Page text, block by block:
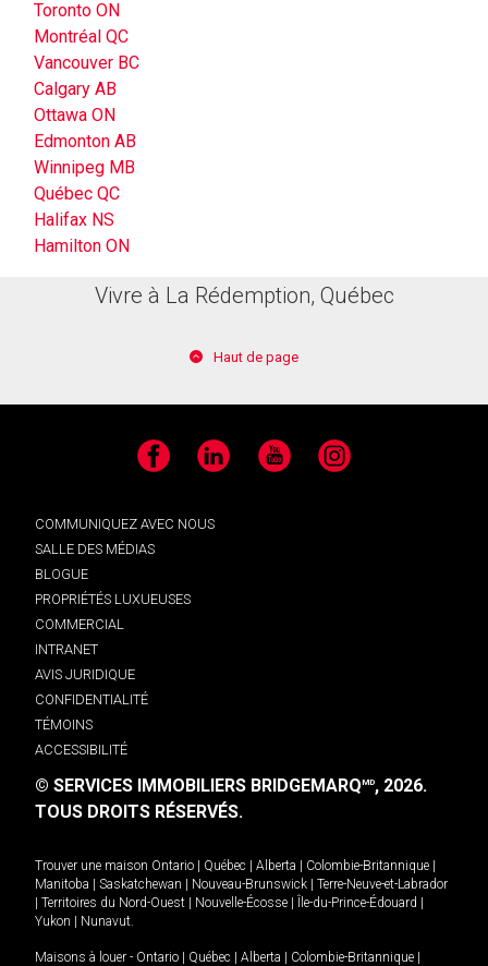
Toronto ON
Montréal QC
Vancouver BC
Calgary AB
Ottawa ON
Edmonton AB
Winnipeg MB
Québec QC
Halifax NS
Hamilton ON
Vivre à La Rédemption, Québec
Haut de page
Facebook LinkedIn YouTube Instagram
COMMUNIQUEZ AVEC NOUS
SALLE DES MÉDIAS
BLOGUE
PROPRIÉTÉS LUXUEUSES
COMMERCIAL
INTRANET
AVIS JURIDIQUE
CONFIDENTIALITÉ
TÉMOINS
ACCESSIBILITÉ
© SERVICES IMMOBILIERS BRIDGEMARQMD, 2026.
TOUS DROITS RÉSERVÉS.
Trouver une maison Ontario | Québec | Alberta | Colombie-Britannique |
Manitoba | Saskatchewan | Nouveau-Brunswick | Terre-Neuve-et-Labrador
| Territoires du Nord-Ouest | Nouvelle-Écosse | Île-du-Prince-Édouard |
Yukon | Nunavut
Maisons à louer - Ontario | Québec | Alberta | Colombie-Britannique |